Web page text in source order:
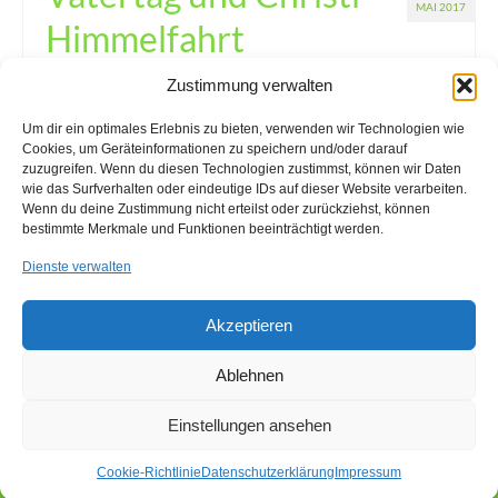
Zustimmung verwalten
Um dir ein optimales Erlebnis zu bieten, verwenden wir Technologien wie
Cookies, um Geräteinformationen zu speichern und/oder darauf
zuzugreifen. Wenn du diesen Technologien zustimmst, können wir Daten
wie das Surfverhalten oder eindeutige IDs auf dieser Website verarbeiten.
Wenn du deine Zustimmung nicht erteilst oder zurückziehst, können
bestimmte Merkmale und Funktionen beeinträchtigt werden.
Dienste verwalten
Akzeptieren
Ablehnen
Einstellungen ansehen
Cookie-Richtlinie Datenschutzerklärung Impressum
MAI 2017
Himmelfahrt
Neuigkeiten | 0
Heute ist Vatertag – oder auch Männertag! Wir wünschen
unseren Kunden und Mitarbeitern einen schönen und
erholsamen Feiertag mit Familie und Freunden. Bitte beachten
Sie, dass wir heute, am 25.05.2017 aufgrund des Feiertags
geschlossen haben. Am Freitag, den 26.05.2017 …Weiter
Feiertag,Männertag
Anfahrt Cookie-Richtlinie (EU)